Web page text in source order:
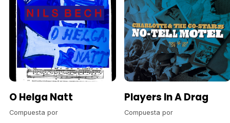
O Helga Natt
Compuesta por
Players In A Drag
Compuesta por